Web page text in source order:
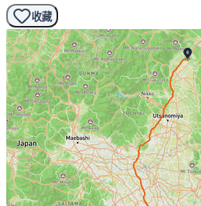
收藏